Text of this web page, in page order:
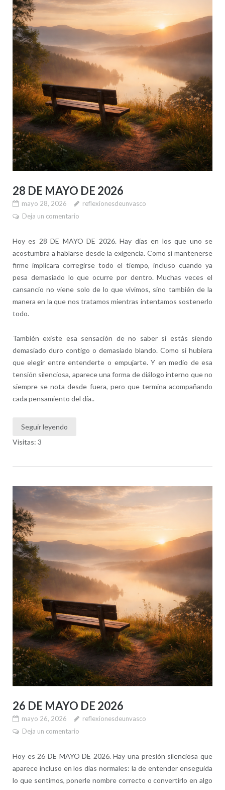
28 DE MAYO DE 2026
mayo 28, 2026
reflexionesdeunvasco
Deja un comentario
Hoy es 28 DE MAYO DE 2026. Hay días en los que uno se
acostumbra a hablarse desde la exigencia. Como si mantenerse
firme implicara corregirse todo el tiempo, incluso cuando ya
pesa demasiado lo que ocurre por dentro. Muchas veces el
cansancio no viene solo de lo que vivimos, sino también de la
manera en la que nos tratamos mientras intentamos sostenerlo
todo.
También existe esa sensación de no saber si estás siendo
demasiado duro contigo o demasiado blando. Como si hubiera
que elegir entre entenderte o empujarte. Y en medio de esa
tensión silenciosa, aparece una forma de diálogo interno que no
siempre se nota desde fuera, pero que termina acompañando
cada pensamiento del día..
Seguir leyendo
Visitas: 3
26 DE MAYO DE 2026
mayo 26, 2026
reflexionesdeunvasco
Deja un comentario
Hoy es 26 DE MAYO DE 2026. Hay una presión silenciosa que
aparece incluso en los días normales: la de entender enseguida
lo que sentimos, ponerle nombre correcto o convertirlo en algo